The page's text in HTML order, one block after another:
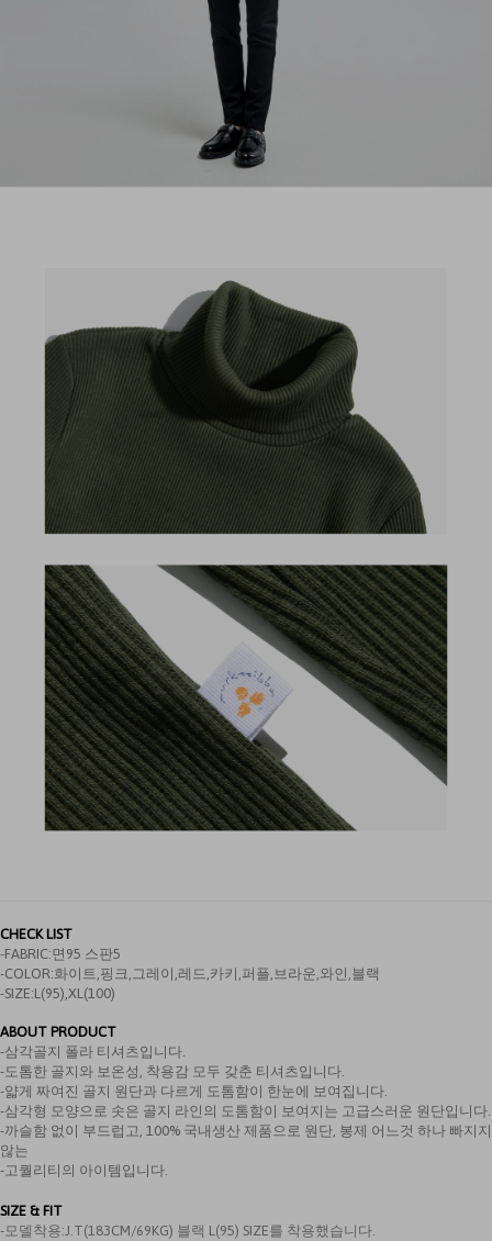
CHECK LIST
-FABRIC:면95 스판5
-COLOR:화이트,핑크,그레이,레드,카키,퍼플,브라운,와인,블랙
-SIZE:L(95),XL(100)
ABOUT PRODUCT
-삼각골지 폴라 티셔츠입니다.
-도톰한 골지와 보온성, 착용감 모두 갖춘 티셔츠입니다.
-얇게 짜여진 골지 원단과 다르게 도톰함이 한눈에 보여집니다.
-삼각형 모양으로 솟은 골지 라인의 도톰함이 보여지는 고급스러운 원단입니다.
-까슬함 없이 부드럽고, 100% 국내생산 제품으로 원단, 봉제 어느것 하나 빠지지
않는
-고퀄리티의 아이템입니다.
SIZE & FIT
-모델착용:J.T(183CM/69KG) 블랙 L(95) SIZE를 착용했습니다.